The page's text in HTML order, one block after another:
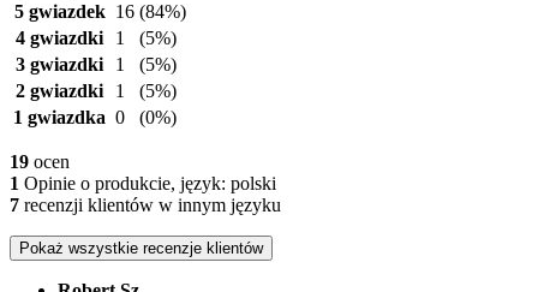
5 gwiazdek 16 (84%)
4 gwiazdki
1
(5%)
3 gwiazdki
1
(5%)
2 gwiazdki
1
(5%)
1 gwiazdka 0 (0%)
19 ocen
1 Opinie o produkcie, język: polski
7 recenzji klientów w innym języku
Pokaż wszystkie recenzje klientów